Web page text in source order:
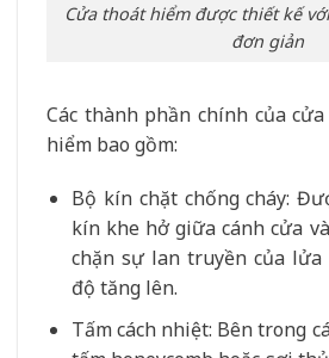
Cửa thoát hiểm được thiết kế
đơn giản
Các thành phần chính của
hiểm bao gồm:
Bộ kín chặt chống cháy:
kín khe hở giữa cánh cửa
chặn sự lan truyền của
độ tăng lên.
Tấm cách nhiệt: Bên trong